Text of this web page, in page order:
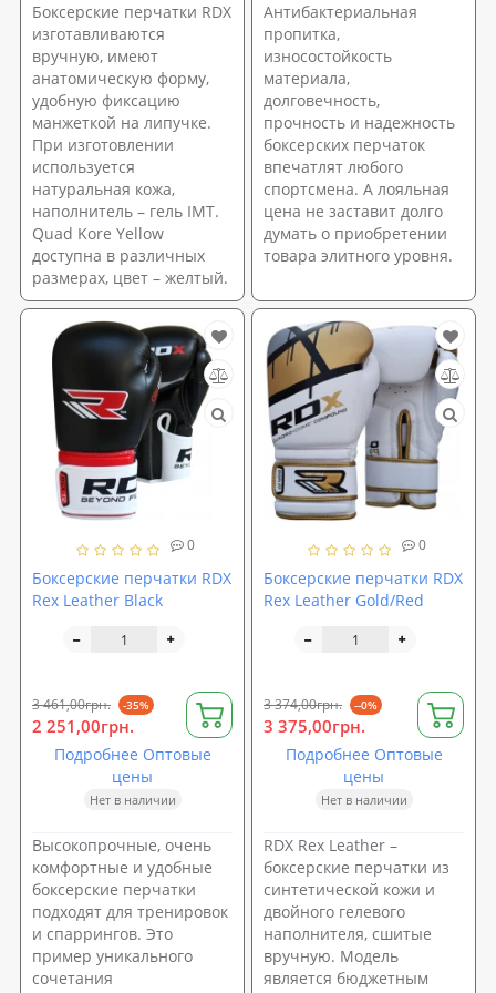
Боксерские перчатки RDX
изготавливаются
вручную, имеют
анатомическую форму,
удобную фиксацию
манжеткой на липучке.
При изготовлении
используется
натуральная кожа,
наполнитель – гель IMT.
Quad Kore Yellow
доступна в различных
размерах, цвет – желтый.
Антибактериальная
пропитка,
износостойкость
материала,
долговечность,
прочность и надежность
боксерских перчаток
впечатлят любого
спортсмена. А лояльная
цена не заставит долго
думать о приобретении
товара элитного уровня.
0
Боксерские перчатки RDX
Rex Leather Black
3 461,00грн. -35%
2 251,00грн.
Подробнее Оптовые
цены
Нет в наличии
Высокопрочные, очень
комфортные и удобные
боксерские перчатки
подходят для тренировок
и спаррингов. Это
пример уникального
сочетания
0
Боксерские перчатки RDX
Rex Leather Gold/Red
3 374,00грн. --0%
3 375,00грн.
Подробнее Оптовые
цены
Нет в наличии
RDX Rex Leather –
боксерские перчатки из
синтетической кожи и
двойного гелевого
наполнителя, сшитые
вручную. Модель
является бюджетным